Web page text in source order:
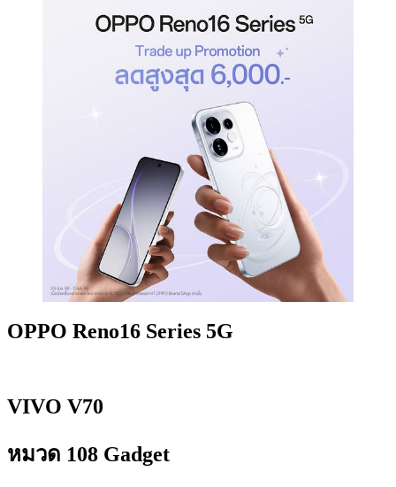
OPPO Reno16 Series 5G
VIVO V70
หมวด 108 Gadget